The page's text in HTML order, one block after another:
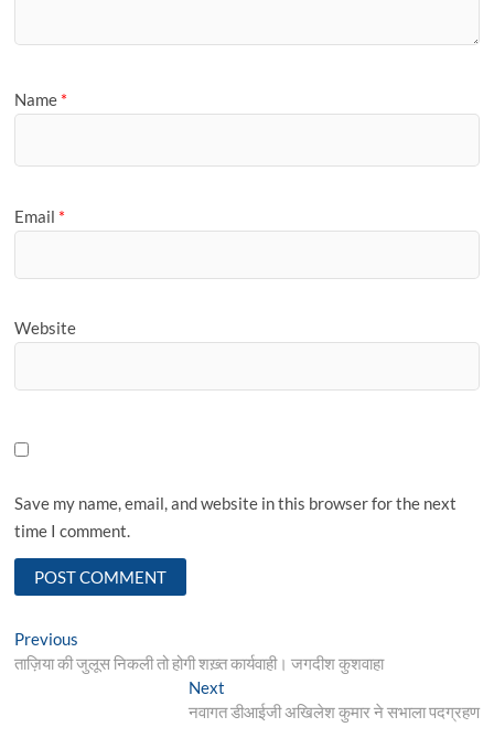
Name *
Email *
Website
Save my name, email, and website in this browser for the next
time I comment.
Post
navigation
Previous
post:
ताज़िया की जुलूस निकली तो होगी शख़्त कार्यवाही। जगदीश कुशवाहा
NextNext
post:
नवागत डीआईजी अखिलेश कुमार ने सभाला पदग्रहण